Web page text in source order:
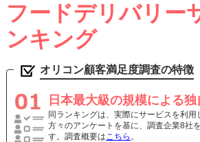
フードデリバリー
ンキング
オリコン顧客満足度調査の特徴
日本最大級の規模による
同ランキングは、実際にサービスを利
方々のアンケートを基に、調査企業8社
す。調査概要はこちら 。